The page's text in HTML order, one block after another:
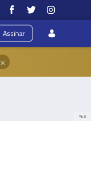
Assinar
×
PUB